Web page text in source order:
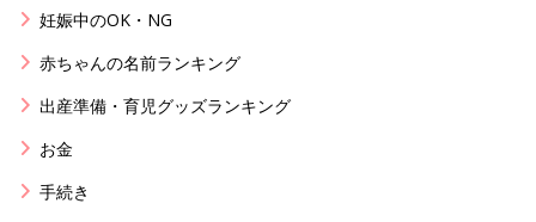
妊娠中のOK・NG
赤ちゃんの名前ランキング
出産準備・育児グッズランキング
お金
手続き